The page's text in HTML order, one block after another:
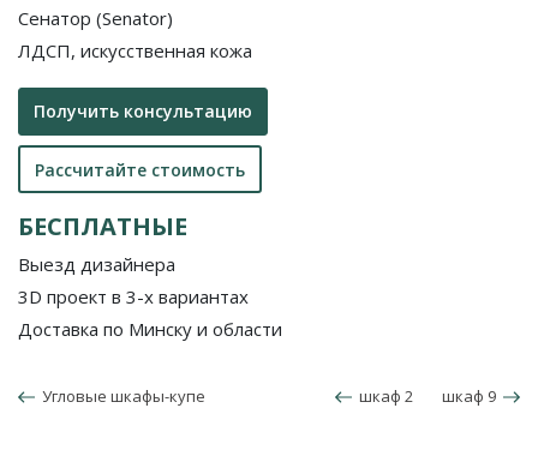
Сенатор (Senator)
ЛДСП, искусственная кожа
Получить консультацию
Рассчитайте стоимость
БЕСПЛАТНЫЕ
Выезд дизайнера
3D проект в 3-х вариантах
Доставка по Минску и области
Угловые шкафы-купе шкаф 2 шкаф 9